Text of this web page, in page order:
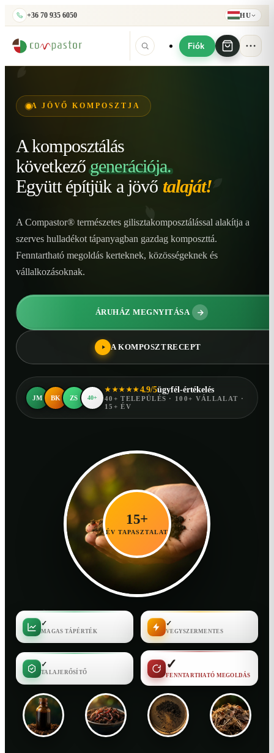
+36 70 935 6050 HU
Fiók
A JÖVŐ KOMPOSZTJA
A komposztálás
következő generációja.
Együtt építjük a jövő talaját!
A Compastor® természetes gilisztakomposztálással alakítja a
szerves hulladékot tápanyagban gazdag komposzttá.
Fenntartható megoldás kerteknek, közösségeknek és
vállalkozásoknak.
ÁRUHÁZ MEGNYITÁSA
A KOMPOSZTRECEPT
JM BK ZS 40+
★★★★★4.9/5ügyfél-értékelés
40+ TELEPÜLÉS · 100+ VÁLLALAT ·
15+ ÉV
15+
ÉV TAPASZTALAT
✓
MAGAS TÁPÉRTÉK
✓
VEGYSZERMENTES
✓
TALAJERŐSÍTŐ
✓
FENNTARTHATÓ MEGOLDÁS